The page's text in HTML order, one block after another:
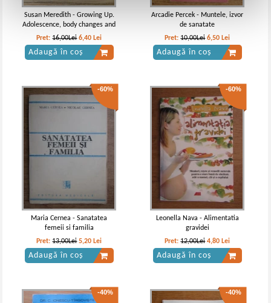
Susan Meredith - Growing Up.
Adolescence, body changes and
sex
Pret:16,00Lei 6,40 Lei
Adaugă în coș
Arcadie Percek - Muntele, izvor
de sanatate
Pret:10,00Lei 6,50 Lei
Adaugă în coș
-60%
Maria Cernea - Sanatatea
femeii si familia
Pret:13,00Lei 5,20 Lei
Adaugă în coș
-60%
Leonella Nava - Alimentatia
gravidei
Pret:12,00Lei 4,80 Lei
Adaugă în coș
-40% -40%